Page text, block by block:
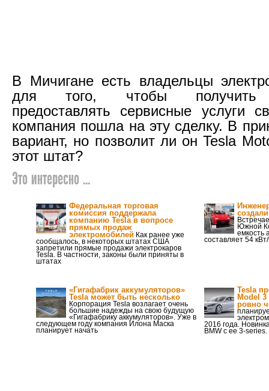
В Мичигане есть владельцы
для того, чтобы получить
предоставлять сервисные услуги
компания пошла на эту сделку. В
вариант, но позволит ли он Tesla
этот штат?
Это интересно ...
Федеральная торговая
комиссия поддержала
компанию Tesla в вопросе
прямых продаж
электромобилей Как ранее уже
сообщалось, в некоторых штатах США
запретили прямые продажи электрокаров
Tesla. В частности, законы были приняты в
штатах
Южной
емкость
составляет 54
«Гигафабрик аккумуляторов»
Tesla может быть несколько
Корпорация Tesla возлагает очень
большие надежды на свою будущую
«Гигафабрику аккумуляторов». Уже в
следующем году компания Илона Маска
планирует начать
Tesla
Model 3
ровно
2016 года.
BMW с ее 3-